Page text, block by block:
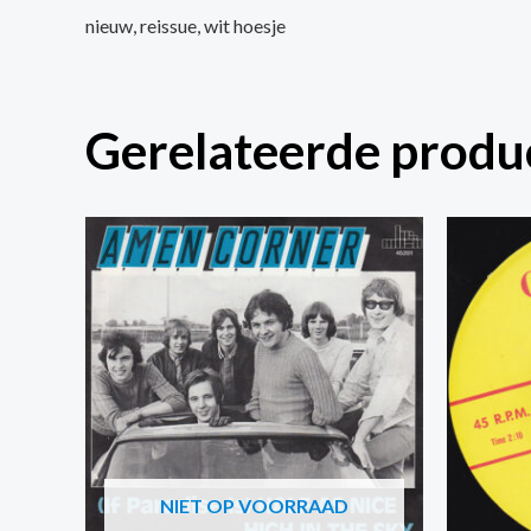
nieuw, reissue, wit hoesje
Gerelateerde
NIET OP VOORRAAD